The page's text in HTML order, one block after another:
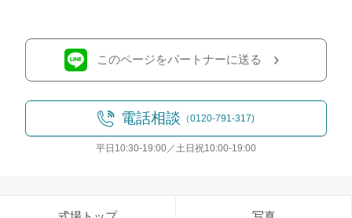
このページをパートナーに送る
電話相談 （0120-791-317)
平日10:30-19:00／土日祝10:00-19:00